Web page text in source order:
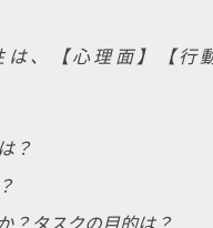
、【心理面】【行
？